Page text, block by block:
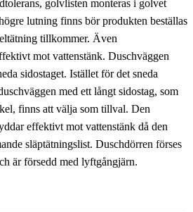
golvlisten monteras i golvet
lutning finns bör produkten beställas
tillkommer. Även
mot vattenstänk. Duschväggen
sidostaget. Istället för det sneda
med ett långt sidostag, som
finns att välja som tillval. Den
effektivt mot vattenstänk då den
släptätningslist. Duschdörren förses
är försedd med lyftgångjärn.